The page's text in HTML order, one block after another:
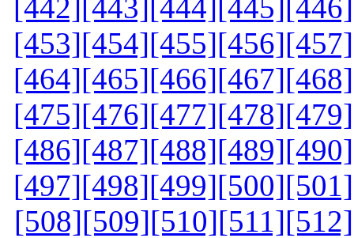
[442][443][444][445][446]
[453][454][455][456][457]
[464][465][466][467][468]
[475][476][477][478][479]
[486][487][488][489][490]
[497][498][499][500][501]
[508][509][510][511][512]